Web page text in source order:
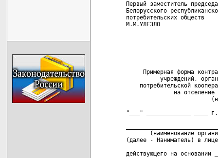
Первый заместитель
Белорусского
потребительских
М.М.УЛЕЗЛО
Примерная форма
учреждений,
потребительской
на отселение
"___" _____________
(наименование
(далее - Наниматель) в лице
действующего на основании